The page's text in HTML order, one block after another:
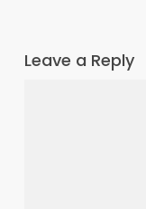
Leave a Reply